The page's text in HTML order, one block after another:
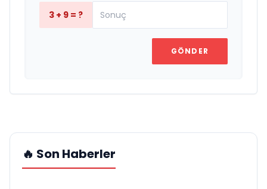
3 + 9 = ?
GÖNDER
🔥 Son Haberler